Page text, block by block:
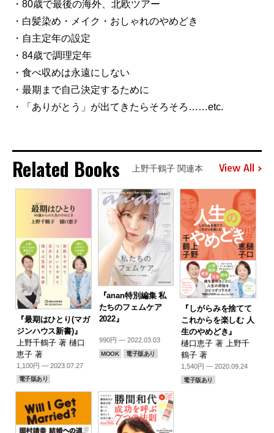
・80歳で最後の海外、北欧ツアー
・白髪染め・メイク・おしゃれのやめどき
・自主定年の設定
・84歳で調理定年
・食べ収めは永遠にしない
・最期まで自己決定するために
・「ありがとう」が出てきたらそろそろ……etc.
Related Books 上野千鶴子 関連本 View All
『最期はひとり(マガ
ジンハウス新書)』
上野千鶴子 著 樋口
恵子 著
1,100円 — 2023.07.27
電子版あり
『anan特別編集 私
たちのフェムケア
2022』
990円 — 2022.03.03
MOOK 電子版あり
『しがらみを捨てて
これからを楽しむ 人
生のやめどき』
樋口恵子 著 上野千
鶴子 著
1,540円 — 2020.09.24
電子版あり